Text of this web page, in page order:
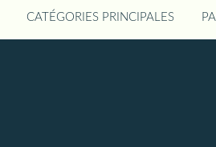
CATÉGORIES PRINCIPALES